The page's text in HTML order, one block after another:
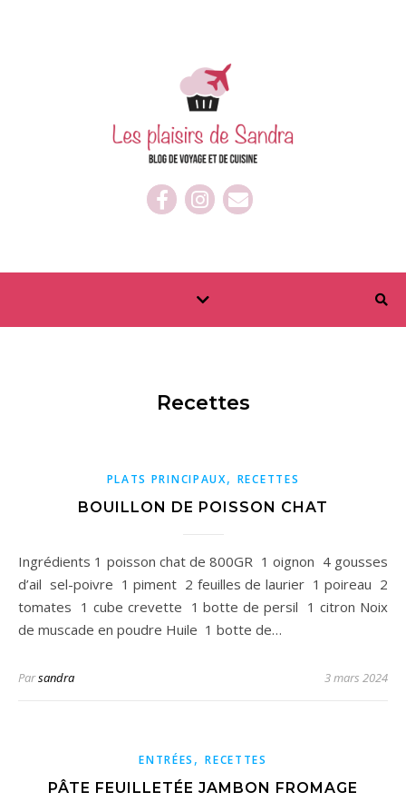
Recettes
PLATS PRINCIPAUX, RECETTES
BOUILLON DE POISSON CHAT
Ingrédients 1 poisson chat de 800GR 1 oignon 4 gousses
d’ail sel-poivre 1 piment 2 feuilles de laurier 1 poireau 2
tomates 1 cube crevette 1 botte de persil 1 citron Noix
de muscade en poudre Huile 1 botte de…
Parsandra 3 mars 2024
ENTRÉES ,RECETTES
PÂTE FEUILLETÉE JAMBON FROMAGE